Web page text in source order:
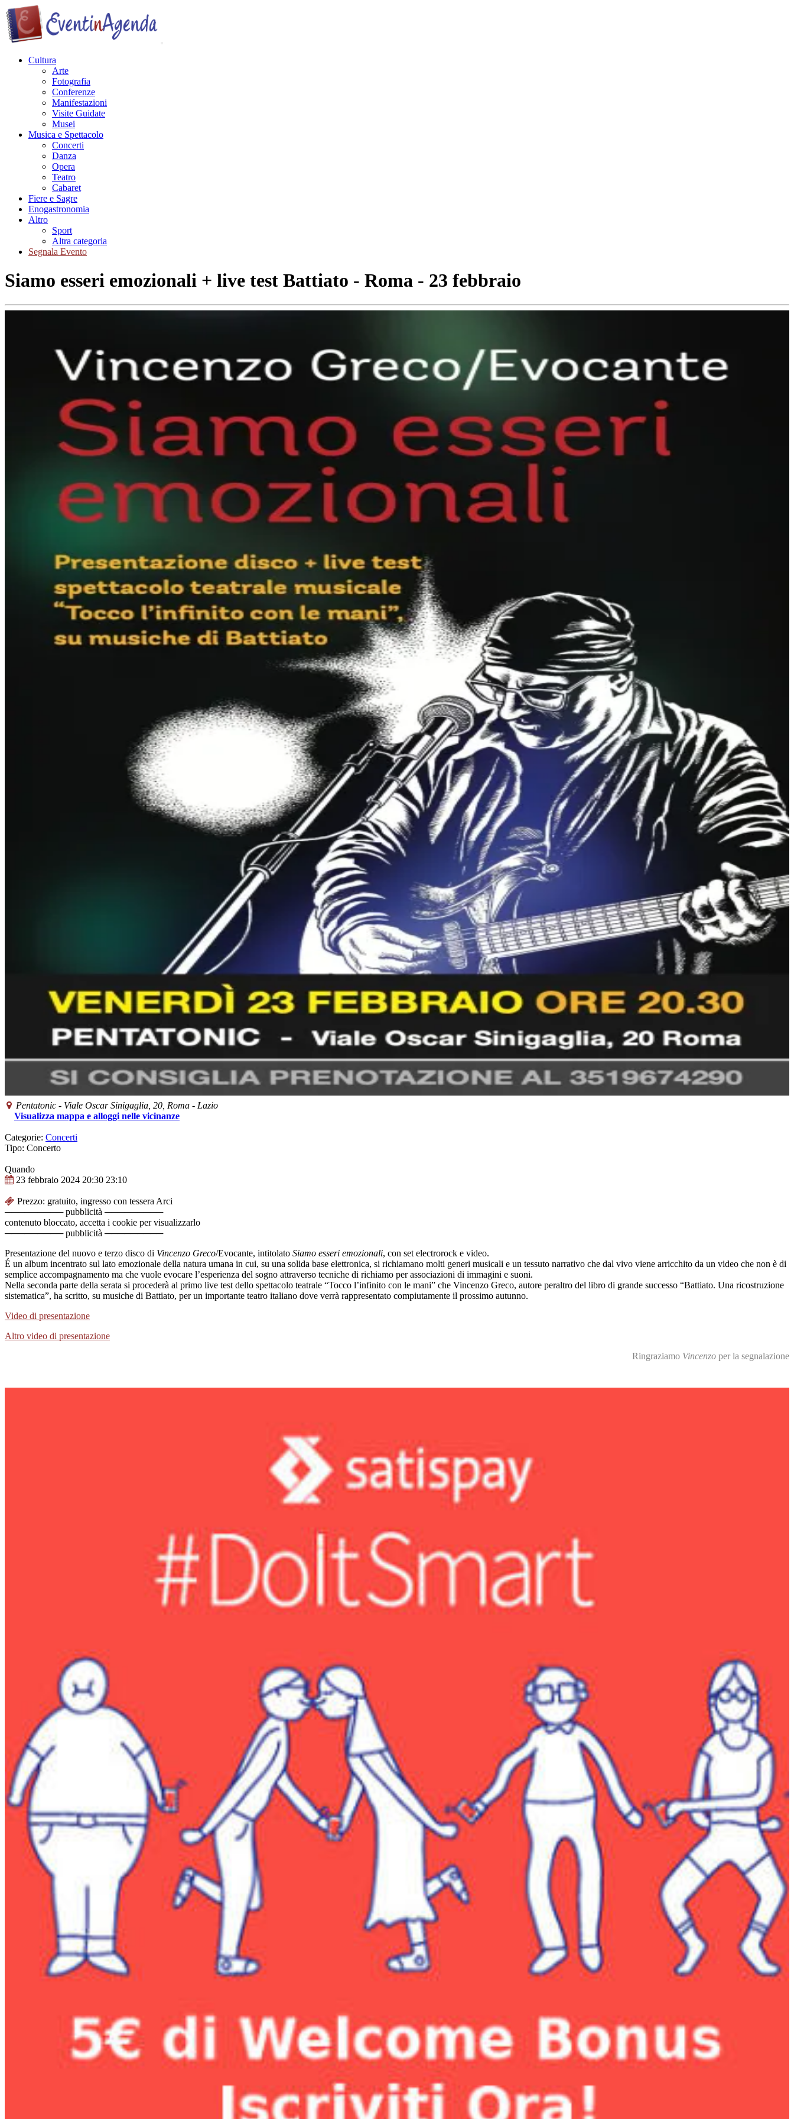
Cultura
Arte
Fotografia
Conferenze
Manifestazioni
Visite Guidate
Musei
Musica e Spettacolo
Concerti
Danza
Opera
Teatro
Cabaret
Fiere e Sagre
Enogastronomia
Altro
Sport
Altra categoria
Segnala Evento
Siamo esseri emozionali + live test Battiato - Roma - 23 febbraio
Pentatonic - Viale Oscar Sinigaglia, 20, Roma - Lazio
Visualizza mappa e alloggi nelle vicinanze
Categorie: Concerti
Tipo: Concerto
Quando
23 febbraio 2024 20:30 23:10
Prezzo: gratuito, ingresso con tessera Arci
───────── pubblicità ─────────
contenuto bloccato, accetta i cookie per visualizzarlo
───────── pubblicità ─────────
Presentazione del nuovo e terzo disco di Vincenzo Greco/Evocante, intitolato Siamo esseri emozionali, con set electrorock e video.
É un album incentrato sul lato emozionale della natura umana in cui, su una solida base elettronica, si richiamano molti generi musicali e un tessuto narrativo che dal vivo viene arricchito da un video che non è di
semplice accompagnamento ma che vuole evocare l’esperienza del sogno attraverso tecniche di richiamo per associazioni di immagini e suoni.
Nella seconda parte della serata si procederà al primo live test dello spettacolo teatrale “Tocco l’infinito con le mani” che Vincenzo Greco, autore peraltro del libro di grande successo “Battiato. Una ricostruzione
sistematica”, ha scritto, su musiche di Battiato, per un importante teatro italiano dove verrà rappresentato compiutamente il prossimo autunno.
Video di presentazione
Altro video di presentazione
Ringraziamo Vincenzo per la segnalazione